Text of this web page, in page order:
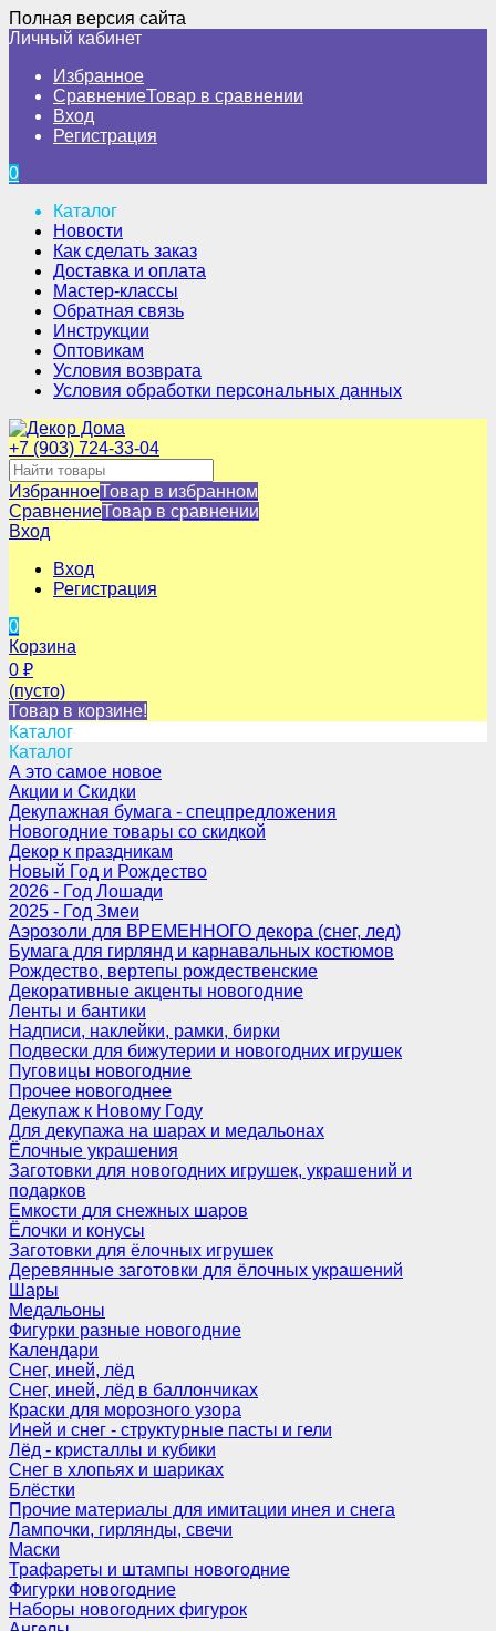
Полная версия сайта
Личный кабинет
Избранное
СравнениеТовар в сравнении
Вход
Регистрация
0
Каталог
Новости
Как сделать заказ
Доставка и оплата
Мастер-классы
Обратная связь
Инструкции
Оптовикам
Условия возврата
Условия обработки персональных данных
+7 (903) 724-33-04
ИзбранноеТовар в избранном
СравнениеТовар в сравнении
Вход
Вход
Регистрация
0
Корзина
0 ₽
(пусто)
Товар в корзине!
Каталог
Каталог
А это самое новое
Акции и Скидки
Декупажная бумага - спецпредложения
Новогодние товары со скидкой
Декор к праздникам
Новый Год и Рождество
2026 - Год Лошади
2025 - Год Змеи
Аэрозоли для ВРЕМЕННОГО декора (снег, лед)
Бумага для гирлянд и карнавальных костюмов
Рождество, вертепы рождественские
Декоративные акценты новогодние
Ленты и бантики
Надписи, наклейки, рамки, бирки
Подвески для бижутерии и новогодних игрушек
Пуговицы новогодние
Прочее новогоднее
Декупаж к Новому Году
Для декупажа на шарах и медальонах
Ёлочные украшения
Заготовки для новогодних игрушек, украшений и
подарков
Емкости для снежных шаров
Ёлочки и конусы
Заготовки для ёлочных игрушек
Деревянные заготовки для ёлочных украшений
Шары
Медальоны
Фигурки разные новогодние
Календари
Снег, иней, лёд
Снег, иней, лёд в баллончиках
Краски для морозного узора
Иней и снег - структурные пасты и гели
Лёд - кристаллы и кубики
Снег в хлопьях и шариках
Блёстки
Прочие материалы для имитации инея и снега
Лампочки, гирлянды, свечи
Маски
Трафареты и штампы новогодние
Фигурки новогодние
Наборы новогодних фигурок